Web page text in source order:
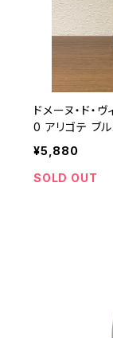
ドメーヌ・ド・
0 アリゴテ ブ
¥5,880
SOLD OUT